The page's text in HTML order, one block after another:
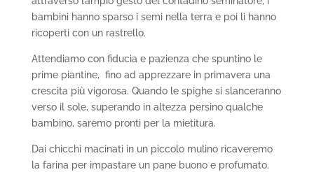
bambini hanno sparso i semi nella terra e poi li hanno
ricoperti con un rastrello.
Attendiamo con fiducia e pazienza che spuntino le
prime piantine, fino ad apprezzare in primavera una
crescita più vigorosa. Quando le spighe si slanceranno
verso il sole, superando in altezza persino qualche
bambino, saremo pronti per la mietitura.
Dai chicchi macinati in un piccolo mulino ricaveremo
la farina per impastare un pane buono e profumato.